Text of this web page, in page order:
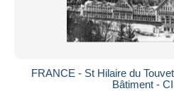
FRANCE - St Hilaire du
Bâtiment -